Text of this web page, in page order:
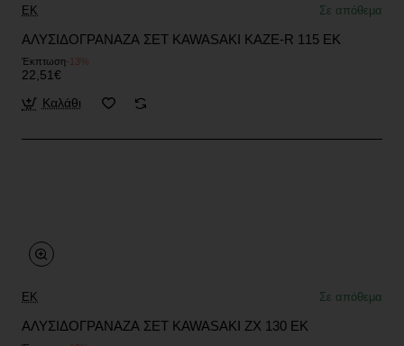
EK Σε απόθεμα
ΑΛΥΣΙΔΟΓΡΑΝΑΖΑ ΣΕΤ KAWASAKI KAZE-R 115 EK
Έκπτωση-13%
22,51€
Καλάθι
EK Σε απόθεμα
ΑΛΥΣΙΔΟΓΡΑΝΑΖΑ ΣΕΤ KAWASAKI ZX 130 EK